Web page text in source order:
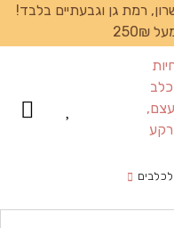
רמת גן וגבעתיים בלבד!
לכלבים